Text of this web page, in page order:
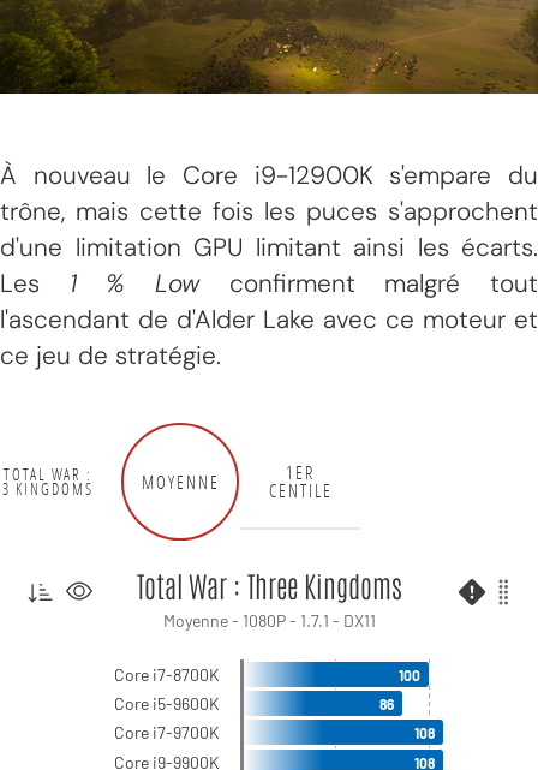
À nouveau le Core i9-12900K s'empare du
trône, mais cette fois les puces s'approchent
d'une limitation GPU limitant ainsi les écarts.
Les 1 % Lowconfirment malgré tout
l'ascendant de d'Alder Lake avec ce moteur et
ce jeu de stratégie.